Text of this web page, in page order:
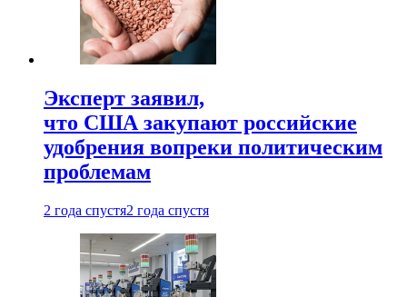
Эксперт заявил,
что США закупают российские
удобрения вопреки политическим
проблемам
2 года спустя2 года спустя